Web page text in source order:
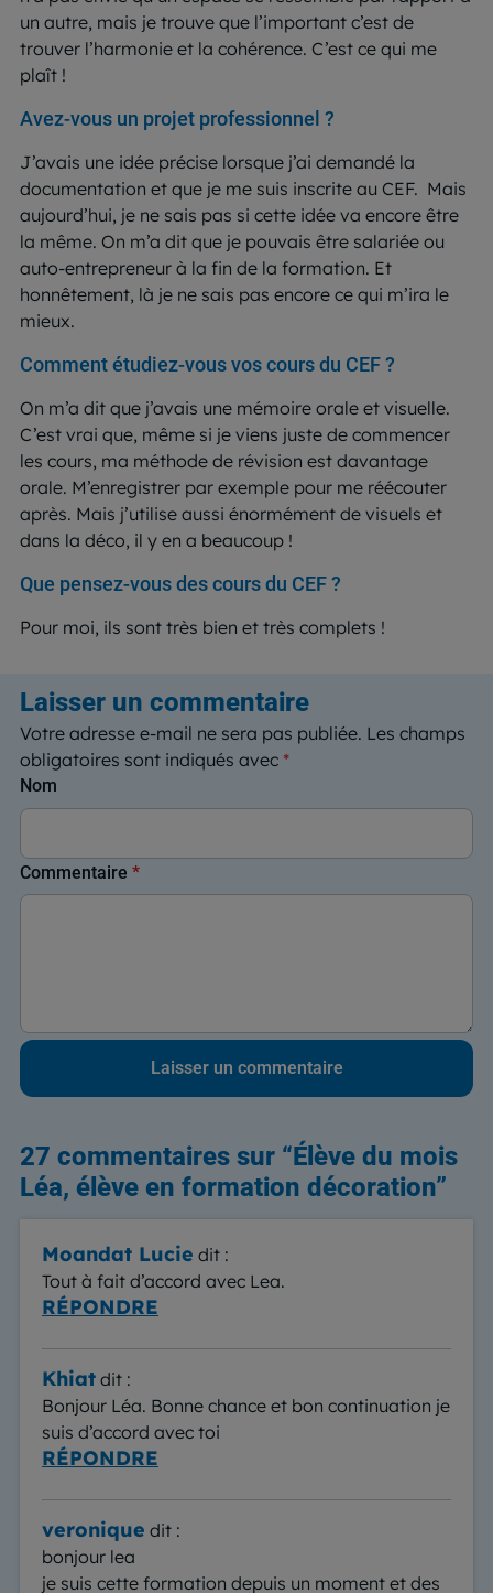
un autre, mais je trouve que l’important c’est de
trouver l’harmonie et la cohérence. C’est ce qui me
plaît !
Avez-vous un projet professionnel ?
J’avais une idée précise lorsque j’ai demandé la
documentation et que je me suis inscrite au CEF. Mais
aujourd’hui, je ne sais pas si cette idée va encore être
la même. On m’a dit que je pouvais être salariée ou
auto-entrepreneur à la fin de la formation. Et
honnêtement, là je ne sais pas encore ce qui m’ira le
mieux.
Comment étudiez-vous vos cours du CEF ?
On m’a dit que j’avais une mémoire orale et visuelle.
C’est vrai que, même si je viens juste de commencer
les cours, ma méthode de révision est davantage
orale. M’enregistrer par exemple pour me réécouter
après. Mais j’utilise aussi énormément de visuels et
dans la déco, il y en a beaucoup !
Que pensez-vous des cours du CEF ?
Pour moi, ils sont très bien et très complets !
Laisser un commentaire
Votre adresse e-mail ne sera pas publiée. Les champs
obligatoires sont indiqués avec *
Nom
Commentaire *
27 commentaires sur “Élève du mois
Léa, élève en formation décoration”
Moandat Lucie dit :
Tout à fait d’accord avec Lea.
RÉPONDRE
Khiat dit :
Bonjour Léa. Bonne chance et bon continuation je
suis d’accord avec toi
RÉPONDRE
veronique dit :
bonjour lea
je suis cette formation depuis un moment et des